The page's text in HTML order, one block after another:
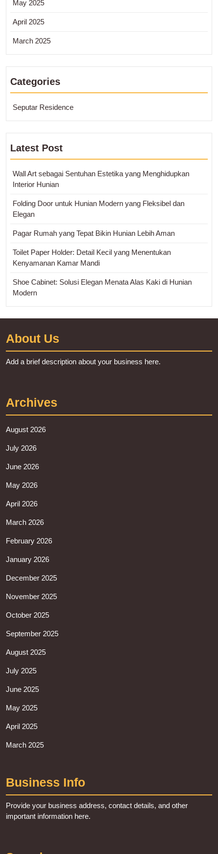
May 2025
April 2025
March 2025
Categories
Seputar Residence
Latest Post
Wall Art sebagai Sentuhan Estetika yang Menghidupkan
Interior Hunian
Folding Door untuk Hunian Modern yang Fleksibel dan
Elegan
Pagar Rumah yang Tepat Bikin Hunian Lebih Aman
Toilet Paper Holder: Detail Kecil yang Menentukan
Kenyamanan Kamar Mandi
Shoe Cabinet: Solusi Elegan Menata Alas Kaki di Hunian
Modern
About Us
Add a brief description about your business here.
Archives
August 2026
July 2026
June 2026
May 2026
April 2026
March 2026
February 2026
January 2026
December 2025
November 2025
October 2025
September 2025
August 2025
July 2025
June 2025
May 2025
April 2025
March 2025
Business Info
Provide your business address, contact details, and other
important information here.